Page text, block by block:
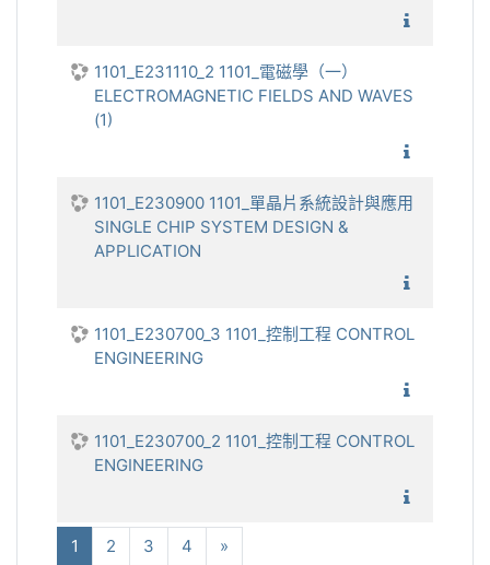
1101_E231110_2 1101_電磁學（一）
ELECTROMAGNETIC FIELDS AND WAVES
(1)
1101_E230900 1101_單晶片系統設計與應用
SINGLE CHIP SYSTEM DESIGN &
APPLICATION
1101_E230700_3 1101_控制工程 CONTROL
ENGINEERING
1101_E230700_2 1101_控制工程 CONTROL
ENGINEERING
1 (current)
2 3 4 »